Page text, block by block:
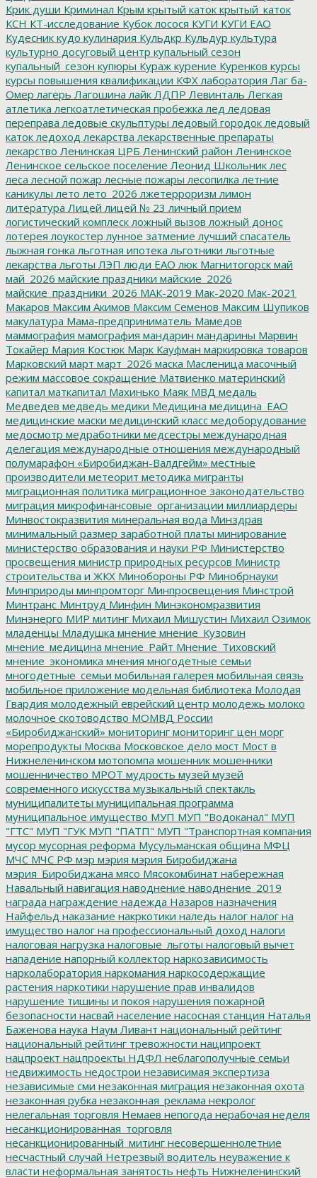
Крик души Криминал Крым крытый каток крытый_каток
КСН КТ-исследование Кубок лосося КУГИ КУГИ ЕАО
Кудесник кудо кулинария Кульдкр Кульдур культура
культурно досуговый центр купальный сезон
купальный_сезон купюры Кураж курение Куренков курсы
курсы повышения квалификации КФХ лаборатория Лаг ба-
Омер лагерь Лагошина лайк ЛДПР Левинталь Легкая
атлетика легкоатлетическая пробежка лед ледовая
переправа ледовые скульптуры ледовый городок ледовый
каток ледоход лекарства лекарственные препараты
лекарство Ленинская ЦРБ Ленинский район Ленинское
Ленинское сельское поселение Леонид Школьник лес
леса лесной пожар лесные пожары лесопилка летние
каникулы лето лето_2026 лжетерроризм лимон
литература Лицей лицей № 23 личный прием
логистический комплеск ложный вызов ложный донос
лотерея лоукостер лунное затмение лучший спасатель
лыжная гонка льготная ипотека льготники льготные
лекарства льготы ЛЭП люди ЕАО люк Магнитогорск май
май_2026 майские праздники майские_2026
майские_праздники_2026 МАК-2019 Мак-2020 Мак-2021
Макаров Максим Акимов Максим Семенов Максим Шупиков
макулатура Мама-предприниматель Мамедов
маммография мамография мандарин мандарины Марвин
Токайер Мария Костюк Марк Кауфман маркировка товаров
Марковский март март_2026 маска Масленица масочный
режим массовое сокращение Матвиенко материнский
капитал маткапитал Махинько Маяк МВД медаль
Медведев медведь медики Медицина медицина_ЕАО
медицинские маски медицинский класс медоборудование
медосмотр медработники медсестры международная
делегация международные отношения международный
полумарафон «Биробиджан-Валдгейм» местные
производители метеорит методика мигранты
миграционная политика миграционное законодательство
миграция микрофинансовые_организации миллиардеры
Минвостокразвития минеральная вода Минздрав
минимальный размер заработной платы минирование
министерство образования и науки РФ Министерство
просвещения министр природных ресурсов Министр
строительства и ЖКХ Минобороны РФ Минобрнауки
Минприроды минпромторг Минпросвещения Минстрой
Минтранс Минтруд Минфин Минэкономразвития
Минэнерго МИР митинг Михаил Мишустин Михаил Озимок
младенцы Младушка мнение мнение_Кузовин
мнение_медицина мнение_Райт Мнение_Тиховский
мнение_экономика мнения многодетные семьи
многодетные_семьи мобильная галерея мобильная связь
мобильное приложение модельная библиотека Молодая
Гвардия молодежный еврейский центр молодежь молоко
молочное скотоводство МОМВД России
«Биробиджанский» мониторинг мониторинг цен морг
морепродукты Москва Московское дело мост Мост в
Нижнеленинском мотопомпа мошенник мошенники
мошенничество МРОТ мудрость музей музей
современного искусства музыкальный спектакль
муниципалитеты муниципальная программа
муниципальное имущество МУП МУП "Водоканал" МУП
"ГТС" МУП "ГУК МУП "ПАТП" МУП "Транспортная компания
мусор мусорная реформа Мусульманская община МФЦ
МЧС МЧС РФ мэр мэрия мэрия Биробиджана
мэрия_Биробиджана мясо Мясокомбинат набережная
Навальный навигация наводнение наводнение_2019
награда награждение надежда Назаров назначения
Найфельд наказание накркотики наледь налог налог на
имущество налог на профессиональный доход налоги
налоговая нагрузка налоговые_льготы налоговый вычет
нападение напорный коллектор наркозависимость
нарколаборатория наркомания наркосодержащие
растения наркотики нарушение прав инвалидов
нарушение тишины и покоя нарушения пожарной
безопасности насвай население насосная станция Наталья
Баженова наука Наум Ливант национальный рейтинг
национальный рейтинг тревожности наципроект
нацпроект нацпроекты НДФЛ неблагополучные семьи
недвижимость недострои независимая экспертиза
независимые сми незаконная миграция незаконная охота
незаконная рубка незаконная_реклама некролог
нелегальная торговля Немаев непогода нерабочая неделя
несанкционированная_торговля
несанкционированный_митинг несовершеннолетние
несчастный случай Нетрезвый водитель неуважение к
власти неформальная занятость нефть Нижнеленинский